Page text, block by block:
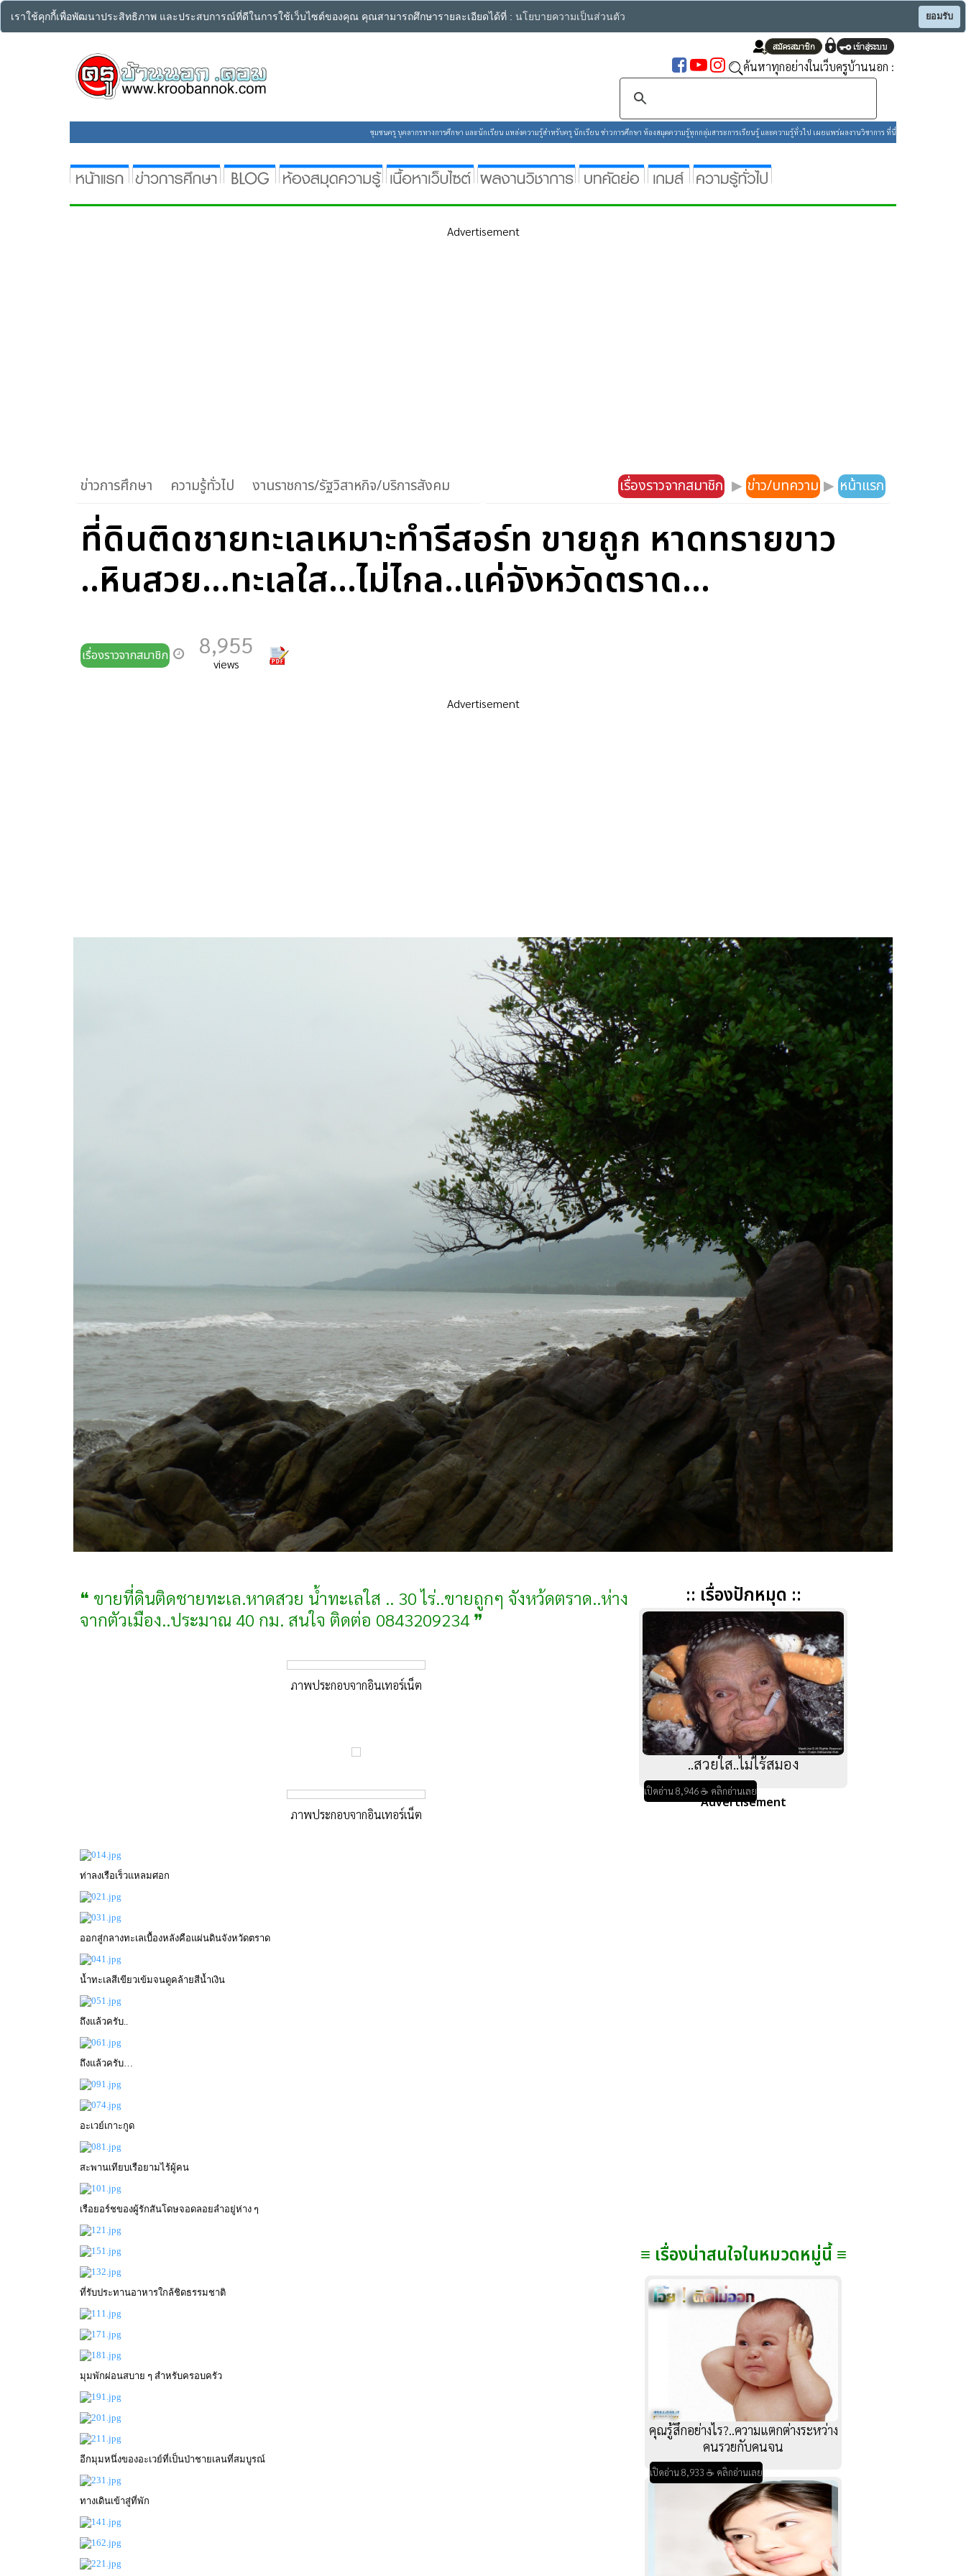
เราใช้คุกกี้เพื่อพัฒนาประสิทธิภาพ และประสบการณ์ที่ดีในการใช้เว็บไซต์ของคุณ คุณสามารถศึกษารายละเอียดได้ที่ : นโยบายความเป็นส่วนตัว ยอมรับ
ค้นหาทุกอย่างในเว็บครูบ้านนอก :
ชุมชนครู บุคลากรทางการศึกษา และนักเรียน แหล่งความรู้สำหรับครู นักเรียน ข่าวการศึกษา ห้องสมุดความรู้ทุกกลุ่มสาระการเรียนรู้ และความรู้ทั่วไป เผยแพร่ผลงานวิชาการ ที่นี่
Advertisement
ข่าวการศึกษา ความรู้ทั่วไป งานราชการ/รัฐวิสาหกิจ/บริการสังคม เรื่องราวจากสมาชิก ▶ ข่าว/บทความ ▶ หน้าแรก
ที่ดินติดชายทะเลเหมาะทำรีสอร์ท ขายถูก หาดทรายขาว
..หินสวย...ทะเลใส...ไม่ไกล..แค่จังหวัดตราด...
เรื่องราวจากสมาชิก 8,955
views
Advertisement
❝ ขายที่ดินติดชายทะเล.หาดสวย น้ำทะเลใส .. 30 ไร่..ขายถูกๆ จังหว้ดตราด..ห่าง
จากตัวเมือง..ประมาณ 40 กม. สนใจ ติดต่อ 0843209234 ❞
ภาพประกอบจากอินเทอร์เน็ต
ภาพประกอบจากอินเทอร์เน็ต
ท่าลงเรือเร็วแหลมศอก
ออกสู่กลางทะเลเบื้องหลังคือแผ่นดินจังหวัดตราด
น้ำทะเลสีเขียวเข้มจนดูคล้ายสีน้ำเงิน
ถึงแล้วครับ..
ถึงแล้วครับ…
อะเวย์เกาะกูด
สะพานเทียบเรือยามไร้ผู้คน
เรือยอร์ชของผู้รักสันโดษจอดลอยลำอยู่ห่าง ๆ
ที่รับประทานอาหารใกล้ชิดธรรมชาติ
มุมพักผ่อนสบาย ๆ สำหรับครอบครัว
อีกมุมหนึ่งของอะเวย์ที่เป็นป่าชายเลนที่สมบูรณ์
ทางเดินเข้าสู่ที่พัก
:: เรื่องปักหมุด ::
..สวยใส..ไม่ไร้สมอง
เปิดอ่าน 8,946 ☕ คลิกอ่านเลย
Advertisement
≡ เรื่องน่าสนใจในหมวดหมู่นี้ ≡
คุณรู้สึกอย่างไร?..ความแตกต่างระหว่าง
คนรวยกับคนจน
เปิดอ่าน 8,933 ☕ คลิกอ่านเลย